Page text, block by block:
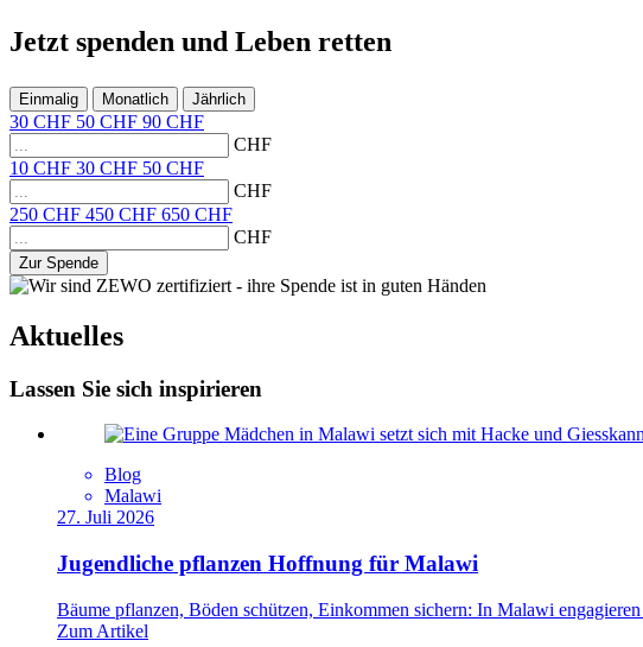
Jetzt spenden und Leben retten
Einmalig Monatlich Jährlich
30 CHF 50 CHF 90 CHF
CHF
10 CHF 30 CHF 50 CHF
CHF
250 CHF 450 CHF 650 CHF
CHF
Zur Spende
Aktuelles
Lassen Sie sich inspirieren
Blog
Malawi
27. Juli 2026
Jugendliche pflanzen Hoffnung für Malawi
Bäume pflanzen, Böden schützen, Einkommen sichern: In Malawi
Zum Artikel